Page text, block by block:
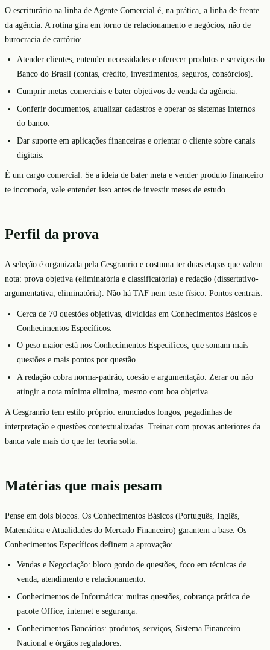
O escriturário na linha de Agente Comercial é, na prática, a linha de frente
da agência. A rotina gira em torno de relacionamento e negócios, não de
burocracia de cartório:
Atender clientes, entender necessidades e oferecer produtos e serviços do
Banco do Brasil (contas, crédito, investimentos, seguros, consórcios).
Cumprir metas comerciais e bater objetivos de venda da agência.
Conferir documentos, atualizar cadastros e operar os sistemas internos
do banco.
Dar suporte em aplicações financeiras e orientar o cliente sobre canais
digitais.
É um cargo comercial. Se a ideia de bater meta e vender produto financeiro
te incomoda, vale entender isso antes de investir meses de estudo.
Perfil da prova
A seleção é organizada pela Cesgranrio e costuma ter duas etapas que valem
nota: prova objetiva (eliminatória e classificatória) e redação (dissertativo-
argumentativa, eliminatória). Não há TAF nem teste físico. Pontos centrais:
Cerca de 70 questões objetivas, divididas em Conhecimentos Básicos e
Conhecimentos Específicos.
O peso maior está nos Conhecimentos Específicos, que somam mais
questões e mais pontos por questão.
A redação cobra norma-padrão, coesão e argumentação. Zerar ou não
atingir a nota mínima elimina, mesmo com boa objetiva.
A Cesgranrio tem estilo próprio: enunciados longos, pegadinhas de
interpretação e questões contextualizadas. Treinar com provas anteriores da
banca vale mais do que ler teoria solta.
Matérias que mais pesam
Pense em dois blocos. Os Conhecimentos Básicos (Português, Inglês,
Matemática e Atualidades do Mercado Financeiro) garantem a base. Os
Conhecimentos Específicos definem a aprovação:
Vendas e Negociação: bloco gordo de questões, foco em técnicas de
venda, atendimento e relacionamento.
Conhecimentos de Informática: muitas questões, cobrança prática de
pacote Office, internet e segurança.
Conhecimentos Bancários: produtos, serviços, Sistema Financeiro
Nacional e órgãos reguladores.